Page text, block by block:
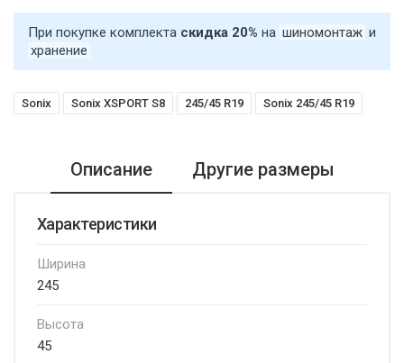
При покупке комплекта скидка 20% на шиномонтаж и
хранение
Sonix Sonix XSPORT S8 245/45 R19 Sonix 245/45 R19
Описание Другие размеры
Характеристики
Ширина
245
Высота
45